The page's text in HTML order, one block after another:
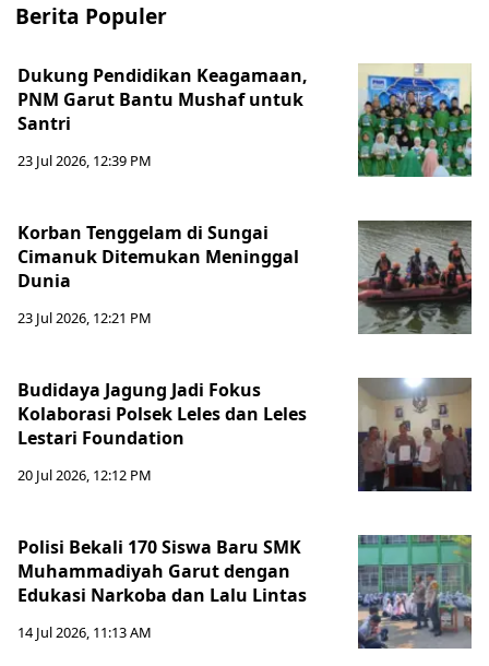
Berita Populer
Dukung Pendidikan Keagamaan,
PNM Garut Bantu Mushaf untuk
Santri
23 Jul 2026, 12:39 PM
Korban Tenggelam di Sungai
Cimanuk Ditemukan Meninggal
Dunia
23 Jul 2026, 12:21 PM
Budidaya Jagung Jadi Fokus
Kolaborasi Polsek Leles dan Leles
Lestari Foundation
20 Jul 2026, 12:12 PM
Polisi Bekali 170 Siswa Baru SMK
Muhammadiyah Garut dengan
Edukasi Narkoba dan Lalu Lintas
14 Jul 2026, 11:13 AM